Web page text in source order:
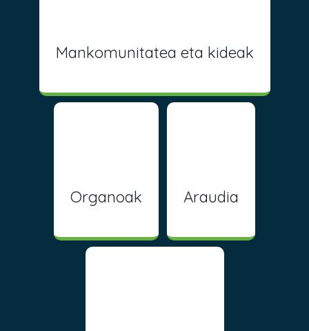
Mankomunitatea eta kideak
Organoak Araudia